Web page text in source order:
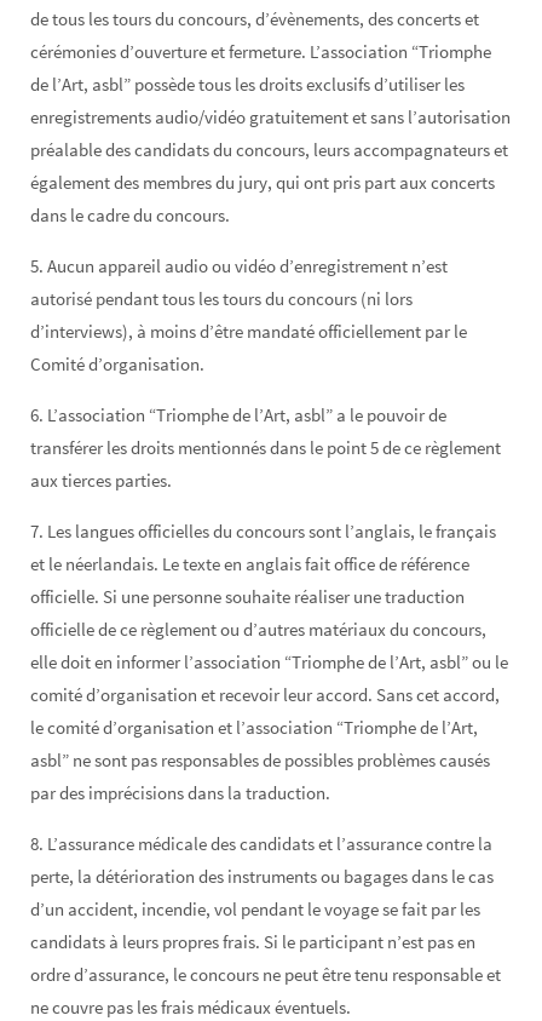
de tous les tours du concours, d’évènements, des concerts et
cérémonies d’ouverture et fermeture. L’association “Triomphe
de l’Art, asbl” possède tous les droits exclusifs d’utiliser les
enregistrements audio/vidéo gratuitement et sans l’autorisation
préalable des candidats du concours, leurs accompagnateurs et
également des membres du jury, qui ont pris part aux concerts
dans le cadre du concours.
5. Aucun appareil audio ou vidéo d’enregistrement n’est
autorisé pendant tous les tours du concours (ni lors
d’interviews), à moins d’être mandaté officiellement par le
Comité d’organisation.
6. L’association “Triomphe de l’Art, asbl” a le pouvoir de
transférer les droits mentionnés dans le point 5 de ce règlement
aux tierces parties.
7. Les langues officielles du concours sont l’anglais, le français
et le néerlandais. Le texte en anglais fait office de référence
officielle. Si une personne souhaite réaliser une traduction
officielle de ce règlement ou d’autres matériaux du concours,
elle doit en informer l’association “Triomphe de l’Art, asbl” ou le
comité d’organisation et recevoir leur accord. Sans cet accord,
le comité d’organisation et l’association “Triomphe de l’Art,
asbl” ne sont pas responsables de possibles problèmes causés
par des imprécisions dans la traduction.
8. L’assurance médicale des candidats et l’assurance contre la
perte, la détérioration des instruments ou bagages dans le cas
d’un accident, incendie, vol pendant le voyage se fait par les
candidats à leurs propres frais. Si le participant n’est pas en
ordre d’assurance, le concours ne peut être tenu responsable et
ne couvre pas les frais médicaux éventuels.